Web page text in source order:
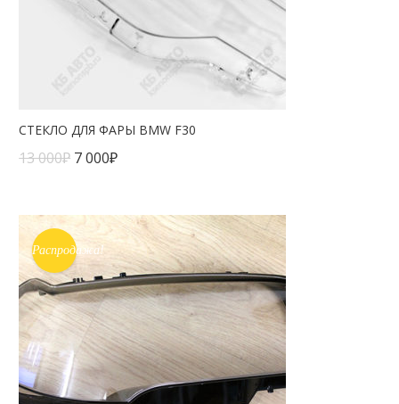
СТЕКЛО ДЛЯ ФАРЫ BMW F30
13 000₽ 7 000₽
Распродажа!